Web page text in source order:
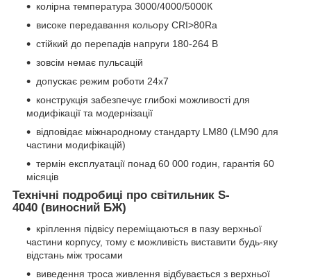
колірна температура 3000/4000/5000К
високе передавання кольору CRI>80Ra
стійкий до перепадів напруги 180-264 В
зовсім немає пульсацій
допускає режим роботи 24х7
конструкція забезпечує глибокі можливості для
модифікації та модернізації
відповідає міжнародному стандарту LM80 (LM90 для
частини модифікацій)
термін експлуатації понад 60 000 годин, гарантія 60
місяців
Технічні подробиці про світильник S-
4040 (виносний БЖ)
кріплення підвісу переміщаються в пазу верхньої
частини корпусу, тому є можливість виставити будь-яку
відстань між тросами
виведення троса живлення відбувається з верхньої